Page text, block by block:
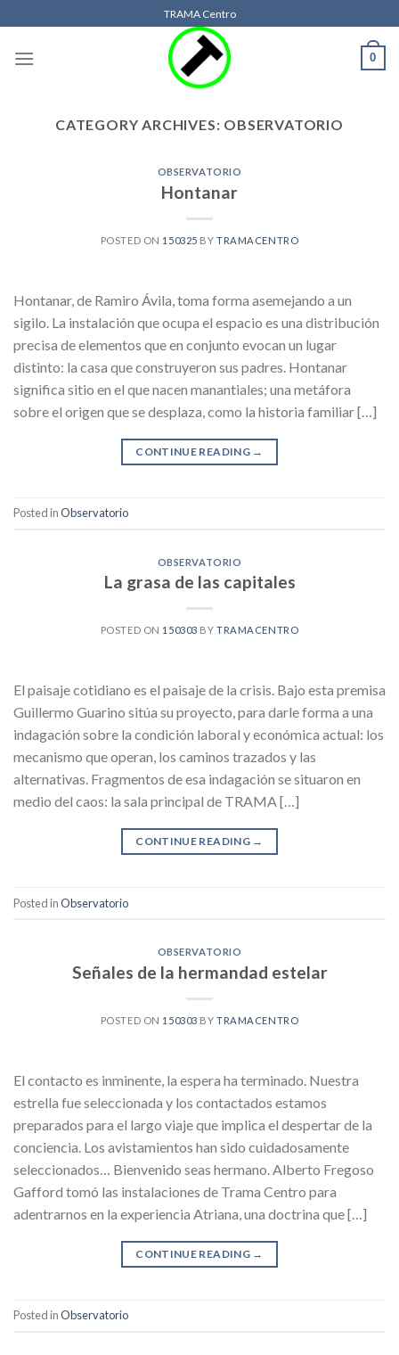
to
content
TRAMA Centro
0
CATEGORY ARCHIVES: OBSERVATORIO
OBSERVATORIO
Hontanar
POSTED ON 150325 BYTRAMACENTRO
Hontanar, de Ramiro Ávila, toma forma asemejando a un
sigilo. La instalación que ocupa el espacio es una distribución
precisa de elementos que en conjunto evocan un lugar
distinto: la casa que construyeron sus padres. Hontanar
significa sitio en el que nacen manantiales; una metáfora
sobre el origen que se desplaza, como la historia familiar […]
CONTINUE READING →
Posted inObservatorio
OBSERVATORIO
La grasa de las capitales
POSTED ON 150303 BYTRAMACENTRO
El paisaje cotidiano es el paisaje de la crisis. Bajo esta premisa
Guillermo Guarino sitúa su proyecto, para darle forma a una
indagación sobre la condición laboral y económica actual: los
mecanismo que operan, los caminos trazados y las
alternativas. Fragmentos de esa indagación se situaron en
medio del caos: la sala principal de TRAMA […]
CONTINUE READING →
Posted inObservatorio
OBSERVATORIO
Señales de la hermandad estelar
POSTED ON 150303 BYTRAMACENTRO
El contacto es inminente, la espera ha terminado. Nuestra
estrella fue seleccionada y los contactados estamos
preparados para el largo viaje que implica el despertar de la
conciencia. Los avistamientos han sido cuidadosamente
seleccionados… Bienvenido seas hermano. Alberto Fregoso
Gafford tomó las instalaciones de Trama Centro para
adentrarnos en la experiencia Atriana, una doctrina que […]
CONTINUE READING →
Posted inObservatorio